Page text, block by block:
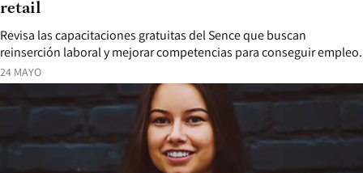
24 MAYO
Revisa las capacitaciones gratuitas del Sence que buscan
reinserción laboral y mejorar competencias para conseguir empleo.
retail